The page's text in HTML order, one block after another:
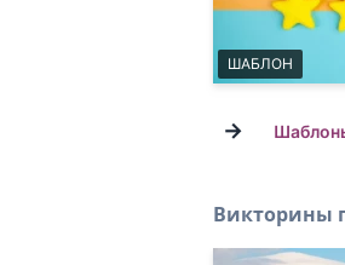
ШАБЛОН
→
Викторины